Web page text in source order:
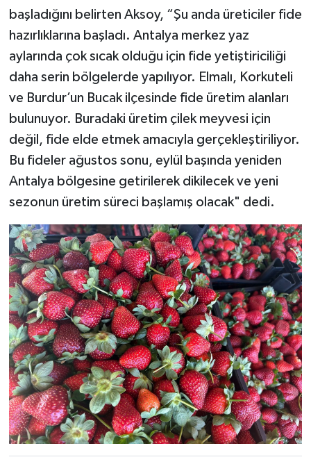
başladığını belirten Aksoy, “Şu anda üreticiler fide
hazırlıklarına başladı. Antalya merkez yaz
aylarında çok sıcak olduğu için fide yetiştiriciliği
daha serin bölgelerde yapılıyor. Elmalı, Korkuteli
ve Burdur’un Bucak ilçesinde fide üretim alanları
bulunuyor. Buradaki üretim çilek meyvesi için
değil, fide elde etmek amacıyla gerçekleştiriliyor.
Bu fideler ağustos sonu, eylül başında yeniden
Antalya bölgesine getirilerek dikilecek ve yeni
sezonun üretim süreci başlamış olacak" dedi.